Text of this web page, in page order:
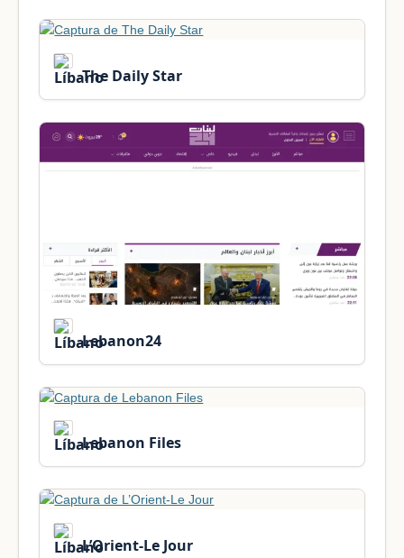
The Daily Star
Lebanon24
Lebanon Files
L’Orient-Le Jour